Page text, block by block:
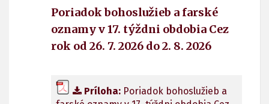
Poriadok bohoslužieb a farské
oznamy v 17. týždni obdobia Cez
rok od 26. 7. 2026 do 2. 8. 2026
Príloha: Poriadok bohoslužieb a